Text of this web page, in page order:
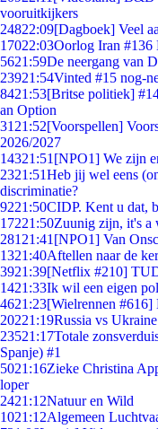
vooruitkijkers
24822:09[Dagboek] Veel
17022:03Oorlog Iran #136
5621:59De neergang van
23921:54Vinted #15 nog-
8421:53[Britse politiek]
an Option
31 21:52[Voorspellen]
2026/2027
14321:51 [NPO1] We zijn
2321:51Heb jij wel eens
discriminatie?
9221:50CIDP. Kent u dat,
17221:50Zuunig zijn, it's a
281 21:41 [NPO1] Van
1321:40Aftellen naar de
3921:39[Netflix #210]
1421:33Ik wil een eigen
4621:23[Wielrennen #616]
20221:19Russia vs Ukraine
23521:17Totale
Spanje) #1
5021:16Zieke Christina
loper
2421:12Natuur en Wild
1021:12Algemeen